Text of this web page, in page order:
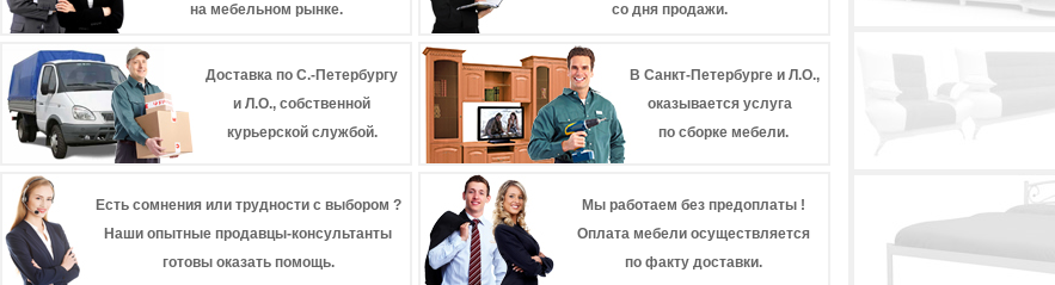
на мебельном рынке. со дня продажи.
Доставка по С.-Петербургу
и Л.О., собственной
курьерской службой.
В Санкт-Петербурге и Л.О.,
оказывается услуга
по сборке мебели.
Есть сомнения или трудности с выбором ?
Наши опытные продавцы-консультанты
готовы оказать помощь.
Мы работаем без предоплаты !
Оплата мебели осуществляется
по факту доставки.